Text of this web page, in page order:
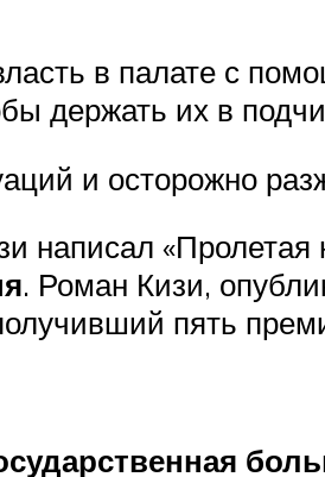
в палате с
держать их в
и осторожно
написал «Пролетая
. Роман Кизи,
пять